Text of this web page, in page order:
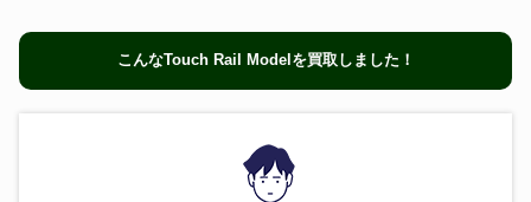
こんなTouch Rail Modelを買取しました！